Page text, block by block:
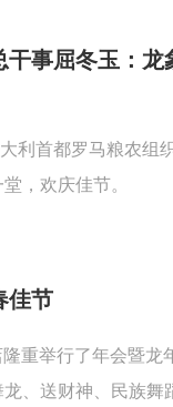
事屈冬玉：
首都罗马粮农组
，欢庆佳节。
佳节
重举行了年会暨龙
、送财神、民族